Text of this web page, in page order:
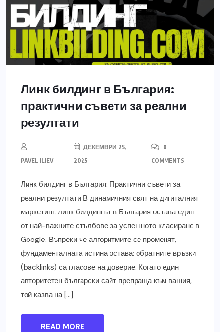
Линк билдинг в България:
практични съвети за реални
резултати
PAVEL ILIEV
ДЕКЕМВРИ 25,
2025
0
COMMENTS
Линк билдинг в България: Практични съвети за
реални резултати В динамичния свят на дигиталния
маркетинг, линк билдингът в България остава един
от най-важните стълбове за успешното класиране в
Google. Въпреки че алгоритмите се променят,
фундаменталната истина остава: обратните връзки
(backlinks) са гласове на доверие. Когато един
авторитетен български сайт препраща към вашия,
той казва на […]
READ MORE